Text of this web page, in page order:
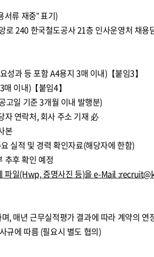
서류 재중” 표기)
로 240 한국철도공사 21층 인사운영처 채용
과 등 포함 A4용지 3매 이내)【붙임3】
이내)【붙임4】
일 기준 3개월 이내 발행분)
연락처, 회사 주소 기재 必
본
실적 및 경력 확인자료(해당자에 한함)
추후 확인 예정
파일(Hwp,증명사진 등)을e-Mail :
, 매년 근무실적평가 결과에 따라 계약의 연
규에 따름 (필요시 별도 협의)